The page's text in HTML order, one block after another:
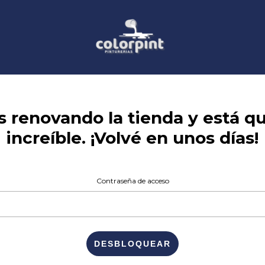
renovando la tienda y está
increíble. ¡Volvé en unos días!
Contraseña de acceso
DESBLOQUEAR